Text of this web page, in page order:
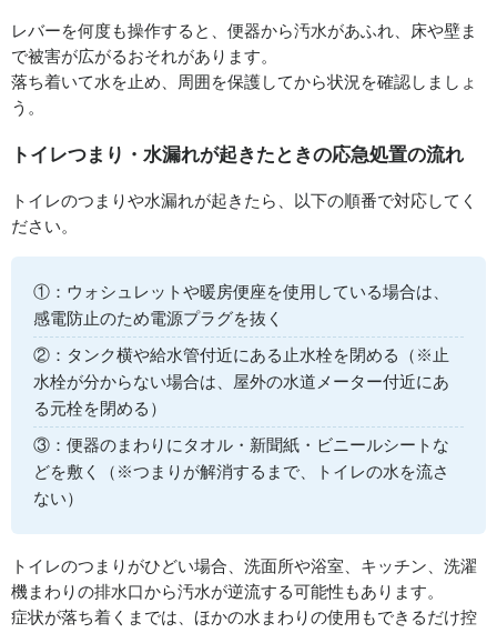
レバーを何度も操作すると、便器から汚水があふれ、床や壁ま
で被害が広がるおそれがあります。
落ち着いて水を止め、周囲を保護してから状況を確認しましょ
う。
トイレつまり・水漏れが起きたときの応急処置の流れ
トイレのつまりや水漏れが起きたら、以下の順番で対応してく
ださい。
①：ウォシュレットや暖房便座を使用している場合は、
感電防止のため電源プラグを抜く
②：タンク横や給水管付近にある止水栓を閉める（※止
水栓が分からない場合は、屋外の水道メーター付近にあ
る元栓を閉める）
③：便器のまわりにタオル・新聞紙・ビニールシートな
どを敷く（※つまりが解消するまで、トイレの水を流さ
ない）
トイレのつまりがひどい場合、洗面所や浴室、キッチン、洗濯
機まわりの排水口から汚水が逆流する可能性もあります。
症状が落ち着くまでは、ほかの水まわりの使用もできるだけ控